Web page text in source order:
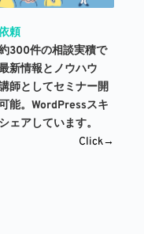
頼
300件の相談実積で
新情報とノウハウ
師としてセミナー開
能。WordPressスキ
ェアしています。
Click→